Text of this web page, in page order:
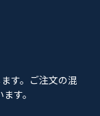
す。ご注文の混
す。